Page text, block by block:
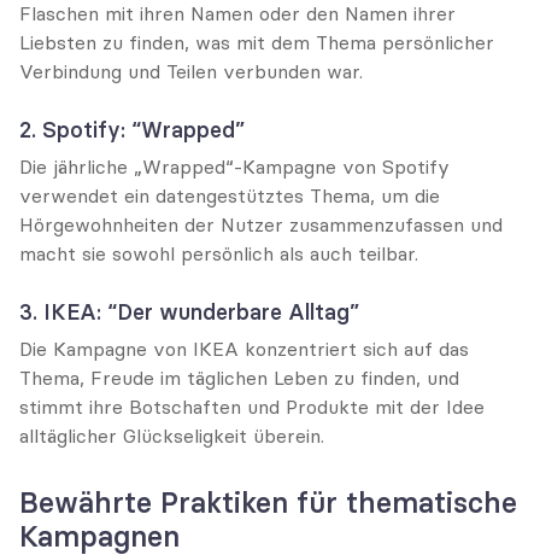
Flaschen mit ihren Namen oder den Namen ihrer
Liebsten zu finden, was mit dem Thema persönlicher
Verbindung und Teilen verbunden war.
2. Spotify: “Wrapped”
Die jährliche „Wrapped“-Kampagne von Spotify
verwendet ein datengestütztes Thema, um die
Hörgewohnheiten der Nutzer zusammenzufassen und
macht sie sowohl persönlich als auch teilbar.
3. IKEA: “Der wunderbare Alltag”
Die Kampagne von IKEA konzentriert sich auf das
Thema, Freude im täglichen Leben zu finden, und
stimmt ihre Botschaften und Produkte mit der Idee
alltäglicher Glückseligkeit überein.
Bewährte Praktiken für thematische
Kampagnen